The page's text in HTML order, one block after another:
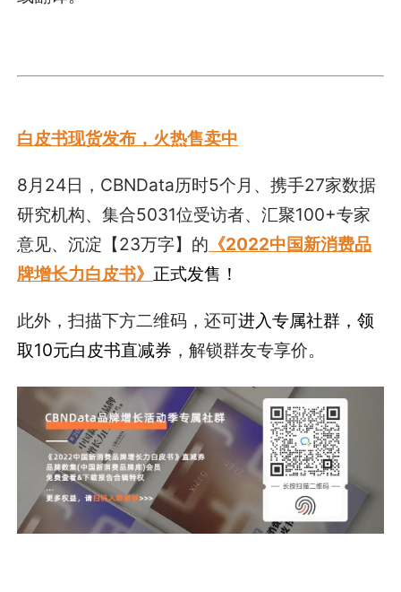
白皮书现货发布，火热售卖中
8月24日，CBNData历时5个月、携手27家数据
研究机构、集合5031位受访者、汇聚100+专家
意见、沉淀【23万字】的 《2022中国新消费品
牌增长力白皮书》 正式发售！
此外，扫描下方二维码，还可进入专属社群，领
取10元白皮书直减券 ，解锁群友专享价。